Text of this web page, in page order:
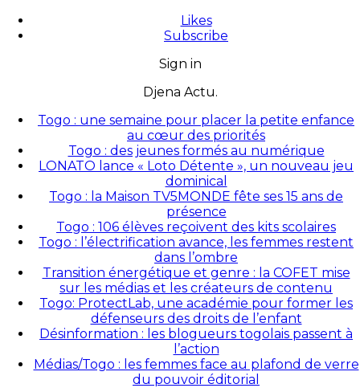
Likes
Subscribe
Sign in
Djena Actu.
Togo : une semaine pour placer la petite enfance
au cœur des priorités
Togo : des jeunes formés au numérique
LONATO lance « Loto Détente », un nouveau jeu
dominical
Togo : la Maison TV5MONDE fête ses 15 ans de
présence
Togo : 106 élèves reçoivent des kits scolaires
Togo : l’électrification avance, les femmes restent
dans l’ombre
Transition énergétique et genre : la COFET mise
sur les médias et les créateurs de contenu
Togo: ProtectLab, une académie pour former les
défenseurs des droits de l’enfant
Désinformation : les blogueurs togolais passent à
l’action
Médias/Togo : les femmes face au plafond de verre
du pouvoir éditorial